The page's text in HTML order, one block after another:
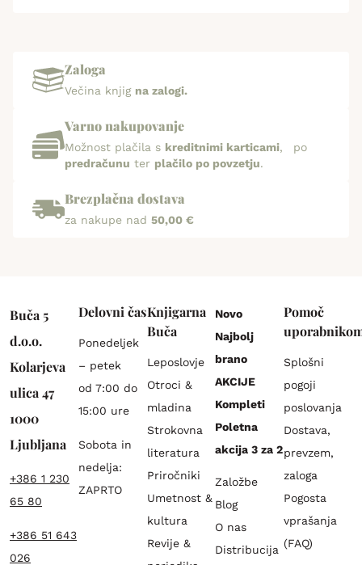
Zaloga
Večina knjig na zalogi.
Varno nakupovanje
Možnost plačila s kreditnimi karticami, po
predračunu ter plačilo po povzetju.
Brezplačna dostava
za nakupe nad 50,00 €
Buča 5
d.o.o.
Kolarjeva
ulica 47
1000
Ljubljana
+386 1 230
65 80
+386 51 643
026
Delovni čas
Ponedeljek
– petek
od 7:00 do
15:00 ure
Sobota in
nedelja:
ZAPRTO
Knjigarna
Buča
Leposlovje
Otroci &
mladina
Strokovna
literatura
Priročniki
Umetnost &
kultura
Revije &
Novo
Najbolj
brano
AKCIJE
Kompleti
Poletna
akcija 3 za 2
Založbe
Blog
O nas
Distribucija
Pomoč
Splošni
pogoji
poslovanja
Dostava,
prevzem,
zaloga
Pogosta
vprašanja
(FAQ)